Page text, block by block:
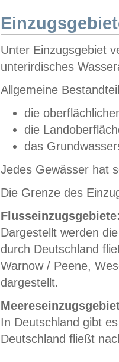
Unter Einzugsgebiet
unterirdisches
Allgemeine
die
die
das
Jedes Gewässer hat
Die Grenze des
Dargestellt werden
durch Deutschland
Warnow / Peene,
dargestellt.
In Deutschland gibt
Deutschland fließt